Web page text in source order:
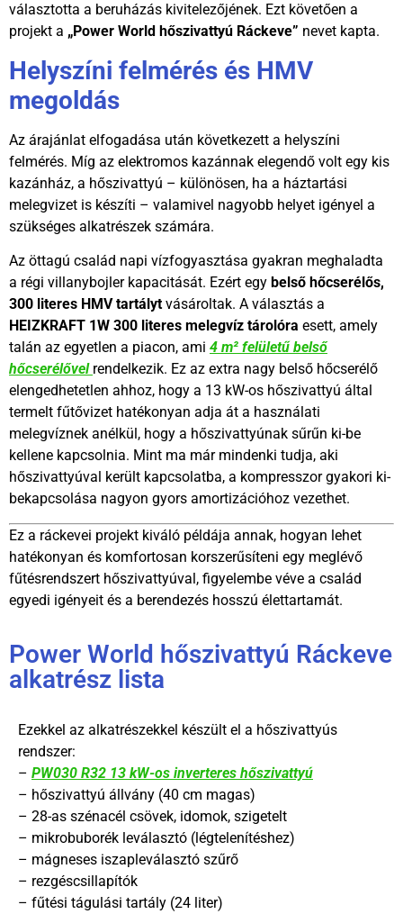
választotta a beruházás kivitelezőjének. Ezt követően a
projekt a „Power World hőszivattyú Ráckeve” nevet kapta.
Helyszíni felmérés és HMV
megoldás
Az árajánlat elfogadása után következett a helyszíni
felmérés. Míg az elektromos kazánnak elegendő volt egy kis
kazánház, a hőszivattyú – különösen, ha a háztartási
melegvizet is készíti – valamivel nagyobb helyet igényel a
szükséges alkatrészek számára.
Az öttagú család napi vízfogyasztása gyakran meghaladta
a régi villanybojler kapacitását. Ezért egy belső hőcserélős,
300 literes HMV tartályt vásároltak. A választás a
HEIZKRAFT 1W 300 literes melegvíz tárolóra esett, amely
talán az egyetlen a piacon, ami 4 m² felületű belső
hőcserélővel rendelkezik. Ez az extra nagy belső hőcserélő
elengedhetetlen ahhoz, hogy a 13 kW-os hőszivattyú által
termelt fűtővizet hatékonyan adja át a használati
melegvíznek anélkül, hogy a hőszivattyúnak sűrűn ki-be
kellene kapcsolnia. Mint ma már mindenki tudja, aki
hőszivattyúval került kapcsolatba, a kompresszor gyakori ki-
bekapcsolása nagyon gyors amortizációhoz vezethet.
Ez a ráckevei projekt kiváló példája annak, hogyan lehet
hatékonyan és komfortosan korszerűsíteni egy meglévő
fűtésrendszert hőszivattyúval, figyelembe véve a család
egyedi igényeit és a berendezés hosszú élettartamát.
Power World hőszivattyú Ráckeve
alkatrész lista
Ezekkel az alkatrészekkel készült el a hőszivattyús
rendszer:
– PW030 R32 13 kW-os inverteres hőszivattyú
– hőszivattyú állvány (40 cm magas)
– 28-as szénacél csövek, idomok, szigetelt
– mikrobuborék leválasztó (légtelenítéshez)
– mágneses iszapleválasztó szűrő
– rezgéscsillapítók
– fűtési tágulási tartály (24 liter)